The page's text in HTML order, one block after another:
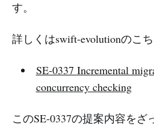
す。
詳しくはswift-evolutionのこ
SE-0337 Incremental
concurrency checking
このSE-0337の提案内容を